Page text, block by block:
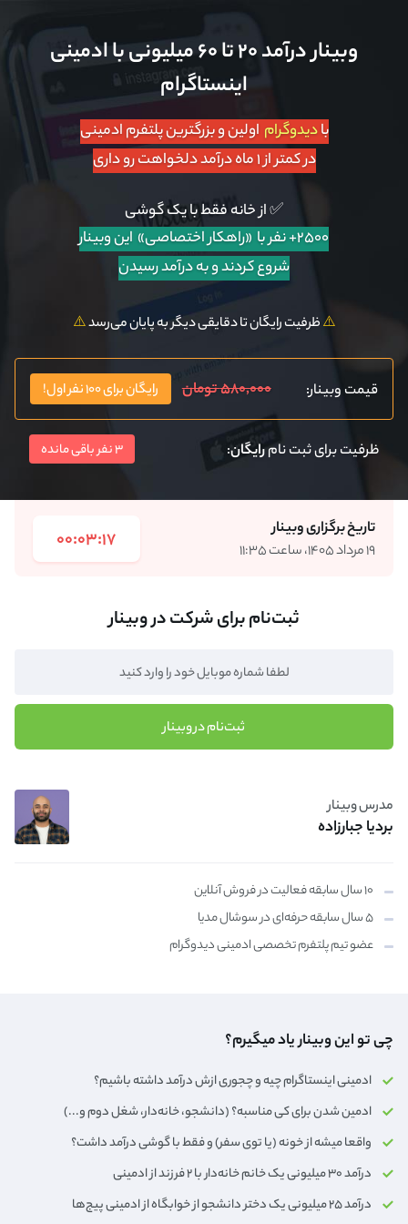
وبینار درآمد ۲۰ تا ۶۰ میلیونی با ادمینی
اینستاگرام
بادیدوگرام اولین و بزرگترین پلتفرم ادمینی
در کمتر از ۱ ماه درآمد دلخواهت رو داری
✅ از خانه فقط با یک گوشی
۲۵۰۰+ نفر با «راهکار اختصاصی»
این وبینار
شروع کردند و به درآمد رسیدن
⚠️ظرفیت رایگان تا دقایقی دیگر به پایان می‌رسد⚠️
قیمت وبینار: ۵۸۰,۰۰۰ تومان رایگان برای ۱۰۰ نفر اول!
ظرفیت برای ثبت نامرایگان: 3 نفر باقی مانده
تاریخ برگزاری وبینار
۱۹ مرداد ۱۴۰۵، ساعت ۱۱:۳۵ 00:03:17
ثبت‌نام برای شرکت در وبینار
ثبت‌نام در وبینار
مدرس وبینار
بردیا جبارزاده
۱۰ سال سابقه فعالیت در فروش آنلاین
۵ سال سابقه حرفه‌ای در سوشال مدیا
عضو تیم پلتفرم تخصصی ادمینی دیدوگرام
چی تو این وبینار یاد میگیرم؟
ادمینی اینستاگرام چیه و چجوری ازش درآمد داشته باشیم؟
ادمین شدن برای کی مناسبه؟ (دانشجو، خانه‌دار،‌ شغل دوم و...)
واقعا میشه از خونه (یا توی سفر) و فقط با گوشی درآمد داشت؟
درآمد ۳۰ میلیونی یک خانم خانه‌دار با ۲ فرزند از ادمینی
درآمد ۲۵ میلیونی یک دختر دانشجو از خوابگاه از ادمینی پیج‌ها